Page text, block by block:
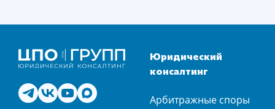
Юридический
консалтинг
Арбитражные споры